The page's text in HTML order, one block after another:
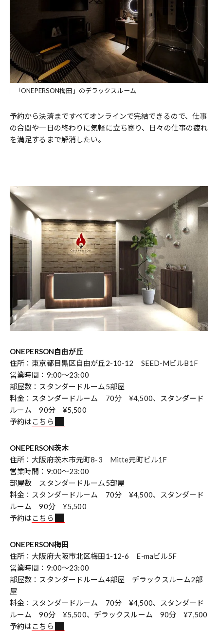
「ONEPERSON梅田」のデラックスルーム
予約から決済まですべてオンラインで完結できるので、仕事
の合間や一日の終わりに気軽に立ち寄り、日々の仕事の疲れ
を満足するまで解消したい。
ONEPERSON自由が丘
住所：東京都目黒区自由が丘2-10-12 SEED-MビルB1F
営業時間：9:00～23:00
部屋数：スタンダードルーム5部屋
料金：スタンダードルーム 70分 ¥4,500、スタンダード
ルーム 90分 ¥5,500
予約はこちら
ONEPERSON茨木
住所：大阪府茨木市元町8-3 Mitte元町ビル1F
営業時間：9:00～23:00
部屋数 スタンダードルーム5部屋
料金：スタンダードルーム 70分 ¥4,500、スタンダード
ルーム 90分 ¥5,500
予約はこちら
ONEPERSON梅田
住所：大阪府大阪市北区梅田1-12-6 E-maビル5F
営業時間：9:00～23:00
部屋数：スタンダードルーム4部屋 デラックスルーム2部
屋
料金：スタンダードルーム 70分 ¥4,500、スタンダード
ルーム 90分 ¥5,500、デラックスルーム 90分 ¥7,500
予約はこちら